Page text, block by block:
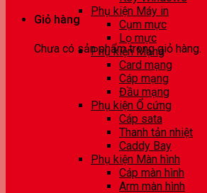
Giỏ hàng
Chưa có sản phẩm trong giỏ hàng.
Phụ kiện Máy in
Cụm mực
Lọ mực
Phụ kiện Mạng
Card mạng
Cáp mạng
Đầu mạng
Phụ kiện Ổ cứng
Cáp sata
Thanh tản nhiệt
Caddy Bay
Phụ kiện Màn hình
Cáp màn hình
Arm màn hình